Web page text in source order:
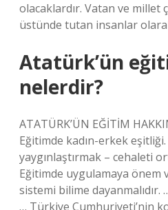
olacaklardır. Vatan ve millet
üstünde tutan insanlar
Atatürk’ün
nelerdir?
ATATÜRK’ÜN EĞİTİM
Eğitimde kadın-erkek
yaygınlaştırmak – cehaleti
Eğitimde uygulamaya önem
sistemi bilime
… Türkiye Cumhuriyeti’nin